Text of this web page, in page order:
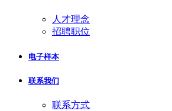
人才理念
招聘职位
电子样本
联系我们
联系方式